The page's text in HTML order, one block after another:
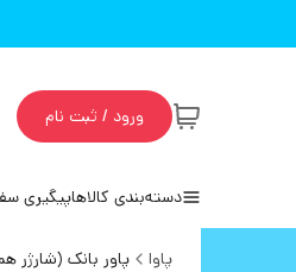
ورود / ثبت نام
دسته‌بندی کالاهاپیگیری
پاوا پاور بانک (شارژر